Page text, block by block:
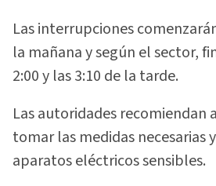
Las interrupciones
la mañana y según el sector,
2:00 y las 3:10 de la tarde.
Las autoridades recomiendan
tomar las medidas necesarias
aparatos eléctricos sensibles.